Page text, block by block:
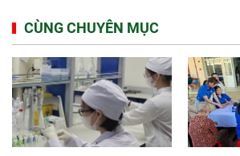
CÙNG CHUYÊN MỤC